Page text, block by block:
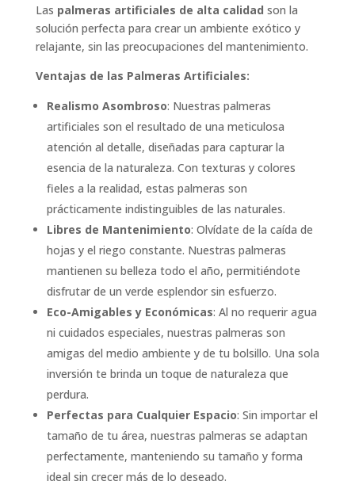
Las palmeras artificiales de alta calidad son la
solución perfecta para crear un ambiente exótico y
relajante, sin las preocupaciones del mantenimiento.
Ventajas de las Palmeras Artificiales:
Realismo Asombroso: Nuestras palmeras
artificiales son el resultado de una meticulosa
atención al detalle, diseñadas para capturar la
esencia de la naturaleza. Con texturas y colores
fieles a la realidad, estas palmeras son
prácticamente indistinguibles de las naturales.
Libres de Mantenimiento: Olvídate de la caída de
hojas y el riego constante. Nuestras palmeras
mantienen su belleza todo el año, permitiéndote
disfrutar de un verde esplendor sin esfuerzo.
Eco-Amigables y Económicas: Al no requerir agua
ni cuidados especiales, nuestras palmeras son
amigas del medio ambiente y de tu bolsillo. Una sola
inversión te brinda un toque de naturaleza que
perdura.
Perfectas para Cualquier Espacio: Sin importar el
tamaño de tu área, nuestras palmeras se adaptan
perfectamente, manteniendo su tamaño y forma
ideal sin crecer más de lo deseado.